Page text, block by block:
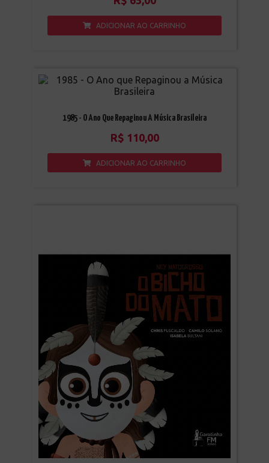
ADICIONAR AO CARRINHO
1985 - O Ano Que Repaginou A Música Brasileira
R$ 110,00
ADICIONAR AO CARRINHO